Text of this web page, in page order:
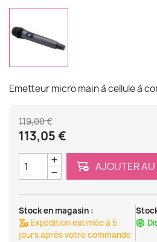
Emetteur micro main à cellule à
119,00 €
113,05 €
AJOUTER AU
Stock en magasin :
Expédition estimée à 5
jours après votre commande